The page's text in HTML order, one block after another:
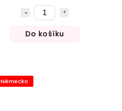
Do košíku
Německo